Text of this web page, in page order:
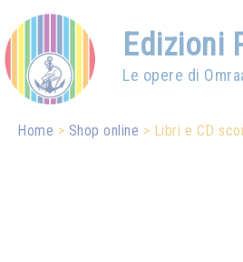
Edizioni
Le opere di
Home Shop online Libri e CD